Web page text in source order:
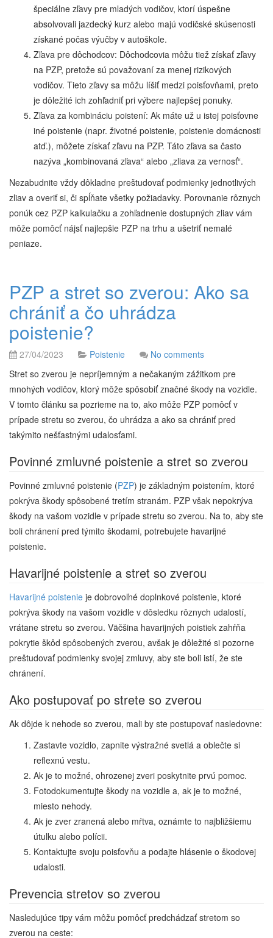
špeciálne zľavy pre mladých vodičov, ktorí úspešne
absolvovali jazdecký kurz alebo majú vodičské skúsenosti
získané počas výučby v autoškole.
Zľava pre dôchodcov: Dôchodcovia môžu tiež získať zľavy
na PZP, pretože sú považovaní za menej rizikových
vodičov. Tieto zľavy sa môžu líšiť medzi poisťovňami, preto
je dôležité ich zohľadniť pri výbere najlepšej ponuky.
Zľava za kombináciu poistení: Ak máte už u istej poisťovne
iné poistenie (napr. životné poistenie, poistenie domácnosti
atď.), môžete získať zľavu na PZP. Táto zľava sa často
nazýva „kombinovaná zľava“ alebo „zliava za vernosť“.
Nezabudnite vždy dôkladne preštudovať podmienky jednotlivých
zliav a overiť si, či spĺňate všetky požiadavky. Porovnanie rôznych
ponúk cez PZP kalkulačku a zohľadnenie dostupných zliav vám
môže pomôcť nájsť najlepšie PZP na trhu a ušetriť nemalé
peniaze.
PZP a stret so zverou: Ako sa
chrániť a čo uhrádza
poistenie?
27/04/2023 Poistenie
No comments
Stret so zverou je nepríjemným a nečakaným zážitkom pre
mnohých vodičov, ktorý môže spôsobiť značné škody na vozidle.
V tomto článku sa pozrieme na to, ako môže PZP pomôcť v
prípade stretu so zverou, čo uhrádza a ako sa chrániť pred
takýmito nešťastnými udalosťami.
Povinné zmluvné poistenie a stret so zverou
Povinné zmluvné poistenie (PZP) je základným poistením, ktoré
pokrýva škody spôsobené tretím stranám. PZP však nepokrýva
škody na vašom vozidle v prípade stretu so zverou. Na to, aby ste
boli chránení pred týmito škodami, potrebujete havarijné
poistenie.
Havarijné poistenie a stret so zverou
Havarijné poistenie je dobrovoľné doplnkové poistenie, ktoré
pokrýva škody na vašom vozidle v dôsledku rôznych udalostí,
vrátane stretu so zverou. Väčšina havarijných poistiek zahŕňa
pokrytie škôd spôsobených zverou, avšak je dôležité si pozorne
preštudovať podmienky svojej zmluvy, aby ste boli istí, že ste
chránení.
Ako postupovať po strete so zverou
Ak dôjde k nehode so zverou, mali by ste postupovať nasledovne:
Zastavte vozidlo, zapnite výstražné svetlá a oblečte si
reflexnú vestu.
Ak je to možné, ohrozenej zveri poskytnite prvú pomoc.
Fotodokumentujte škody na vozidle a, ak je to možné,
miesto nehody.
Ak je zver zranená alebo mŕtva, oznámte to najbližšiemu
útulku alebo polícii.
Kontaktujte svoju poisťovňu a podajte hlásenie o škodovej
udalosti.
Prevencia stretov so zverou
Nasledujúce tipy vám môžu pomôcť predchádzať stretom so
zverou na ceste: